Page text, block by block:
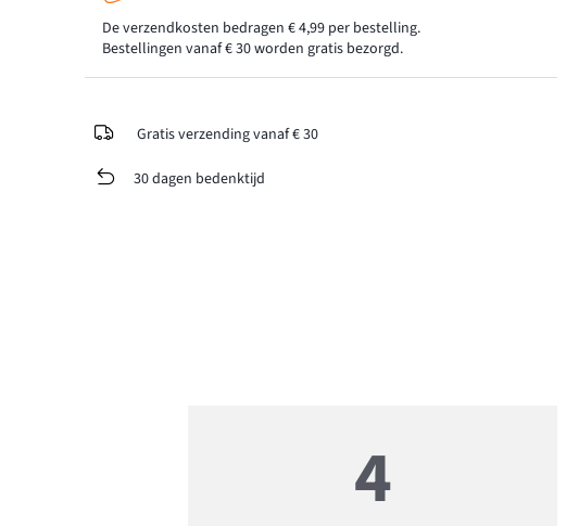
De verzendkosten bedragen € 4,99 per bestelling.
Bestellingen vanaf € 30 worden gratis bezorgd.
Gratis verzending vanaf € 30
30 dagen bedenktijd
4